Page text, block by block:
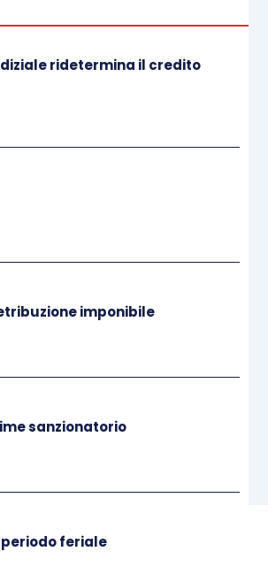
ridetermina il credito
imponibile
sanzionatorio
feriale